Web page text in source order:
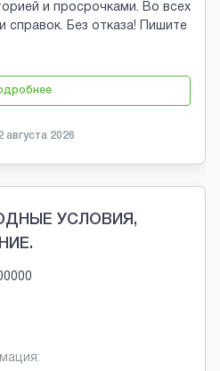
и просрочками. Во всех
справок. Без отказа! Пишите
августа 2026
УСЛОВИЯ,